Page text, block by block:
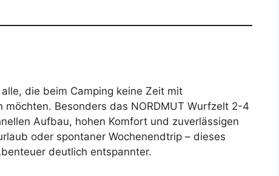
die beim Camping keine Zeit mit
Besonders das NORDMUT Wurfzelt 2-4
Aufbau, hohen Komfort und zuverlässigen
oder spontaner Wochenendtrip – dieses
deutlich entspannter.